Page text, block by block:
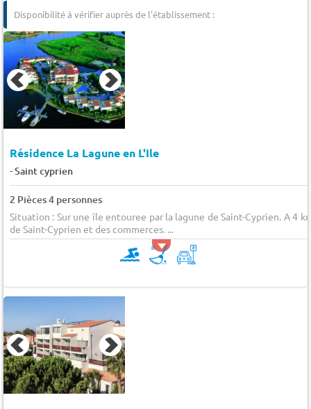
Disponibilité à vérifier auprès de l'établissement :
Résidence La Lagune en L'Ile
-Saint cyprien
2 Pièces 4 personnes
Situation : Sur une île entouree par la lagune de Saint-Cyprien. A 4
de Saint-Cyprien et des commerces. ...